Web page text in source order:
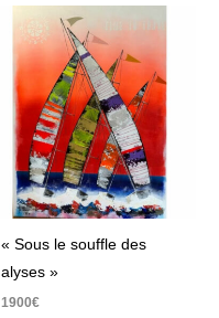
« Sous le souffle des
alyses »
1900€